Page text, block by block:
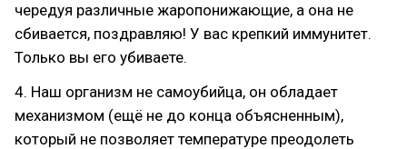
чередуя различные жаропонижающие, а она не
сбивается, поздравляю! У вас крепкий иммунитет.
Только вы его убиваете.
4. Наш организм не самоубийца, он обладает
механизмом (ещё не до конца объясненным),
который не позволяет температуре преодолеть